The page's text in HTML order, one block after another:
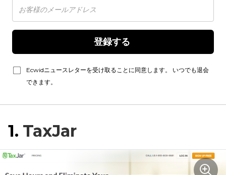
Ecwidニュースレターを受け取ることに同意します。 いつでも退会
できます。
1. TaxJar